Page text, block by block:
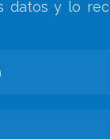
datos y lo